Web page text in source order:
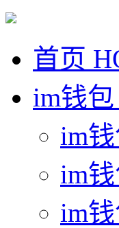
首页
im钱包
im
im
im